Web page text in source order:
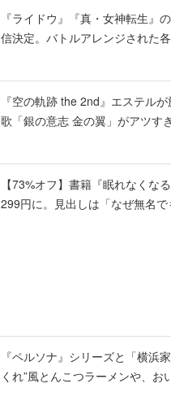
『ライドウ』『真・女神転生』
信決定。バトルアレンジされた
『空の軌跡 the 2nd』エステル
歌「銀の意志 金の翼」がアツす
【73%オフ】書籍『眠れなくな
299円に。見出しは「なぜ無名
『ペルソナ』シリーズと「横浜
くれ”風とんこつラーメンや、